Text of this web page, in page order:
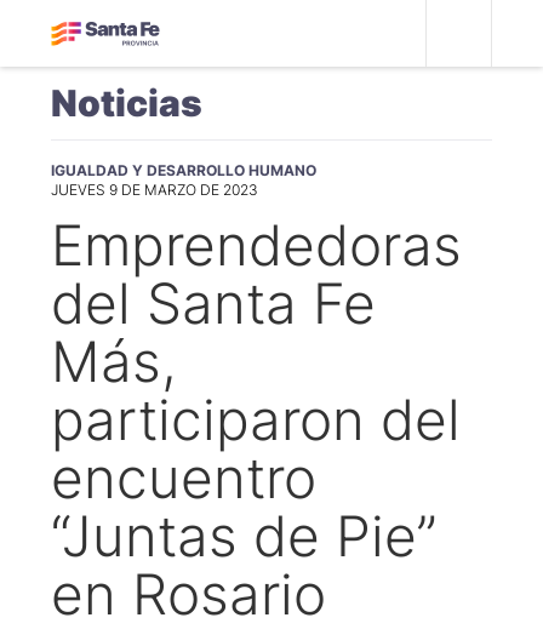
Noticias
IGUALDAD Y DESARROLLO HUMANO
JUEVES 9 DE MARZO DE 2023
Emprendedoras
del Santa Fe
Más,
participaron del
encuentro
“Juntas de Pie”
en Rosario